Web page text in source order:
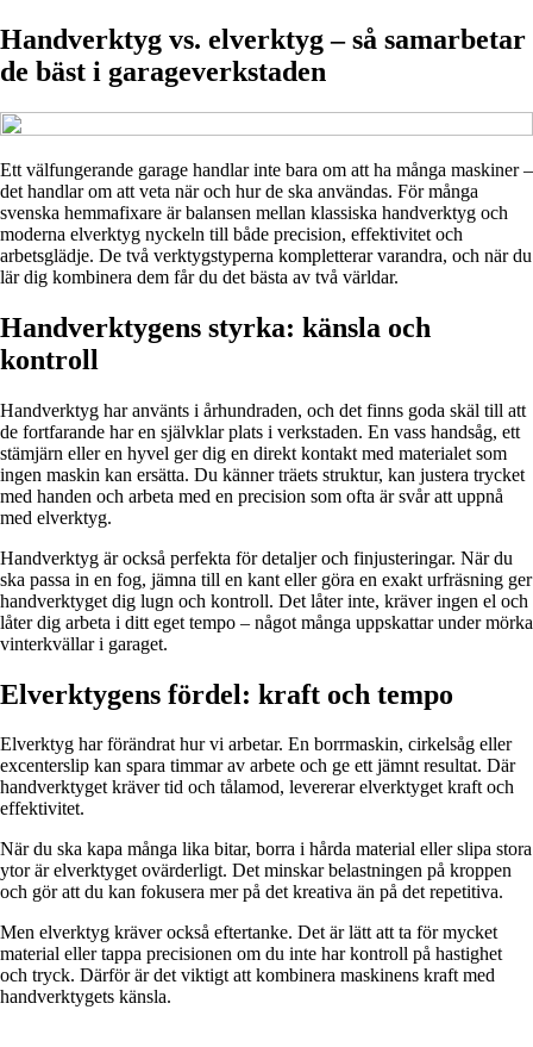
Handverktyg vs. elverktyg – så samarbetar
de bäst i garageverkstaden
Ett välfungerande garage handlar inte bara om att ha många maskiner –
det handlar om att veta när och hur de ska användas. För många
svenska hemmafixare är balansen mellan klassiska handverktyg och
moderna elverktyg nyckeln till både precision, effektivitet och
arbetsglädje. De två verktygstyperna kompletterar varandra, och när du
lär dig kombinera dem får du det bästa av två världar.
Handverktygens styrka: känsla och
kontroll
Handverktyg har använts i århundraden, och det finns goda skäl till att
de fortfarande har en självklar plats i verkstaden. En vass handsåg, ett
stämjärn eller en hyvel ger dig en direkt kontakt med materialet som
ingen maskin kan ersätta. Du känner träets struktur, kan justera trycket
med handen och arbeta med en precision som ofta är svår att uppnå
med elverktyg.
Handverktyg är också perfekta för detaljer och finjusteringar. När du
ska passa in en fog, jämna till en kant eller göra en exakt urfräsning ger
handverktyget dig lugn och kontroll. Det låter inte, kräver ingen el och
låter dig arbeta i ditt eget tempo – något många uppskattar under mörka
vinterkvällar i garaget.
Elverktygens fördel: kraft och tempo
Elverktyg har förändrat hur vi arbetar. En borrmaskin, cirkelsåg eller
excenterslip kan spara timmar av arbete och ge ett jämnt resultat. Där
handverktyget kräver tid och tålamod, levererar elverktyget kraft och
effektivitet.
När du ska kapa många lika bitar, borra i hårda material eller slipa stora
ytor är elverktyget ovärderligt. Det minskar belastningen på kroppen
och gör att du kan fokusera mer på det kreativa än på det repetitiva.
Men elverktyg kräver också eftertanke. Det är lätt att ta för mycket
material eller tappa precisionen om du inte har kontroll på hastighet
och tryck. Därför är det viktigt att kombinera maskinens kraft med
handverktygets känsla.